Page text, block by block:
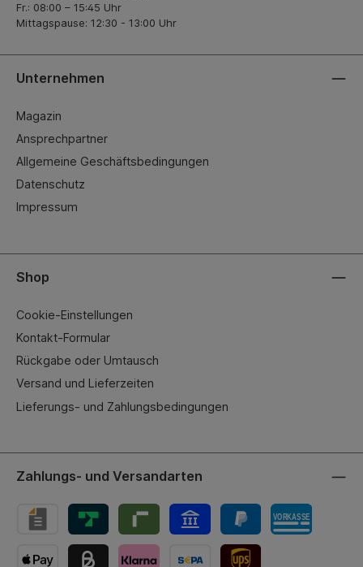
Fr.: 08:00 – 15:45 Uhr
Mittagspause: 12:30 - 13:00 Uhr
Unternehmen
Magazin
Ansprechpartner
Allgemeine Geschäftsbedingungen
Datenschutz
Impressum
Shop
Cookie-Einstellungen
Kontakt-Formular
Rückgabe oder Umtausch
Versand und Lieferzeiten
Lieferungs- und Zahlungsbedingungen
Zahlungs- und Versandarten